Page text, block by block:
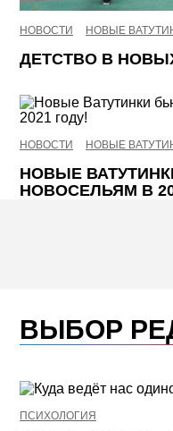
НОВОСТИ НОВЫЕ
ДЕТСТВО В
НОВОСТИ НОВЫЕ
НОВЫЕ
НОВОСЕЛЬЯМ В
ВЫБОР
ПСИХОЛОГИЯ